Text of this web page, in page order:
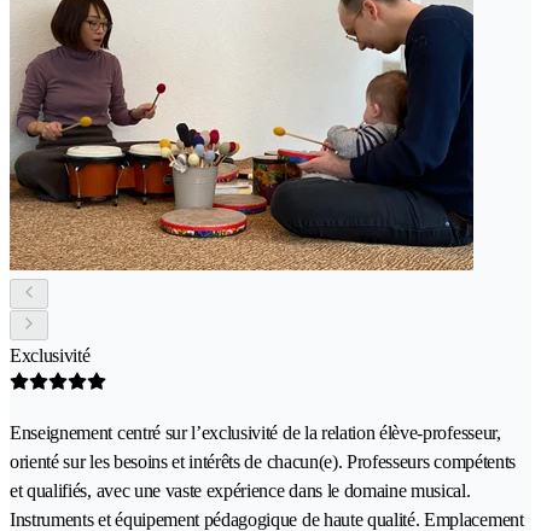
Exclusivité
Enseignement centré sur l’exclusivité de la relation élève-professeur,
orienté sur les besoins et intérêts de chacun(e). Professeurs compétents
et qualifiés, avec une vaste expérience dans le domaine musical.
Instruments et équipement pédagogique de haute qualité. Emplacement